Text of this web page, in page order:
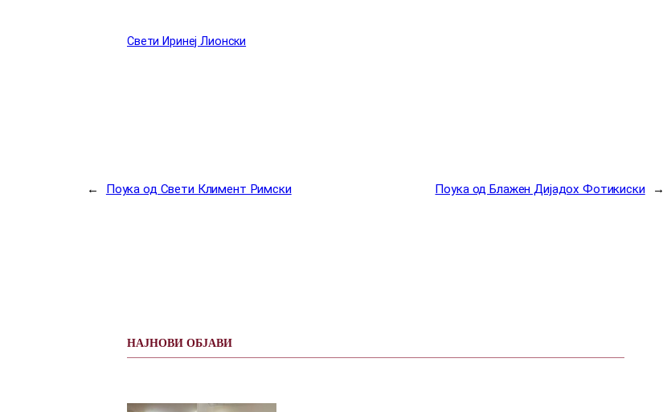
Свети Иринеј Лионски
← Поука од Свети Климент Римски Поука од Блажен Дијадох Фотикиски →
НАЈНОВИ ОБЈАВИ